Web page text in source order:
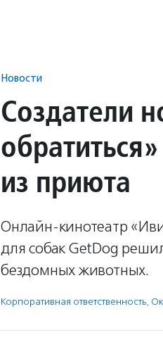
Новости
Создатели
из приюта
Онлайн-кинотеатр
для собак GetDog
бездомных животных.
Корпоративная ответственность,